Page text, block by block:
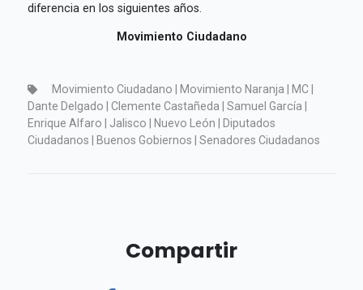
diferencia en los siguientes años.
Movimiento Ciudadano
Movimiento Ciudadano | Movimiento Naranja | MC |
Dante Delgado | Clemente Castañeda | Samuel García |
Enrique Alfaro | Jalisco | Nuevo León | Diputados
Ciudadanos | Buenos Gobiernos | Senadores Ciudadanos
Compartir